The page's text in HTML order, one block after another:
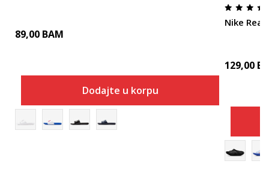
89,00 BAM
Dodajte u korpu
Nike
129,00